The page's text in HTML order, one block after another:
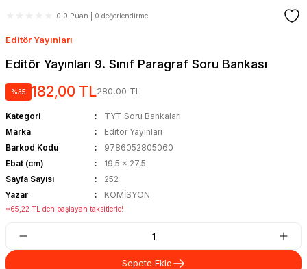
0.0 Puan | 0 değerlendirme
Editör Yayınları
Editör Yayınları 9. Sınıf Paragraf Soru Bankası
%35 182,00 TL280,00 TL
Kategori
TYT Soru Bankaları
Marka
Editör Yayınları
Barkod Kodu
9786052805060
Ebat (cm)
19,5 x 27,5
Sayfa Sayısı
252
Yazar
KOMİSYON
*65,22 TL den başlayan taksitlerle!
Sepete Ekle